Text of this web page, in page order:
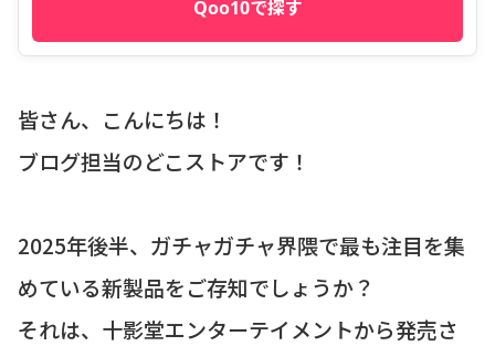
Qoo10で探す
皆さん、こんにちは！
ブログ担当のどこストアです！
2025年後半、ガチャガチャ界隈で最も注目を集
めている新製品をご存知でしょうか？
それは、十影堂エンターテイメントから発売さ